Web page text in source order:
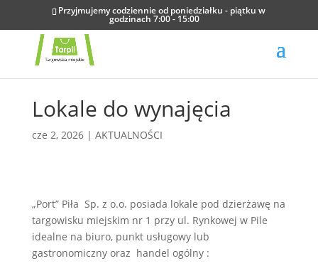
Przyjmujemy codziennie od poniedziałku - piątku w
godzinach 7:00 - 15:00
Lokale do wynajęcia
cze 2, 2026| AKTUALNOŚCI
„Port” Piła Sp. z o.o. posiada lokale pod dzierżawę na
targowisku miejskim nr 1 przy ul. Rynkowej w Pile
idealne na biuro, punkt usługowy lub
gastronomiczny oraz handel ogólny :